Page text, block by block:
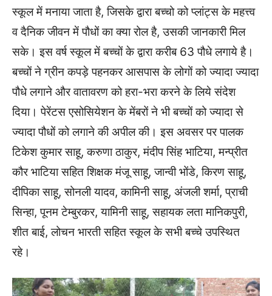
स्कूल में मनाया जाता है, जिसके द्वारा बच्चो को प्लांट्स के महत्त्व
व दैनिक जीवन में पौधों का क्या रोल है, उसकी जानकारी मिल
सके। इस वर्ष स्कूल में बच्चों के द्वारा करीब 63 पौधे लगाये है।
बच्चों ने ग्रीन कपड़े पहनकर आसपास के लोगों को ज्यादा ज्यादा
पौधे लगाने और वातावरण को हरा-भरा करने के लिये संदेश
दिया। पेरेंटस एसोसियेशन के मेंबरों ने भी बच्चों को ज्यादा से
ज्यादा पौधों को लगाने की अपील की। इस अवसर पर पालक
टिकेश कुमार साहू, करुणा ठाकुर, मंदीप सिंह भाटिया, मन्प्रीत
कौर भाटिया सहित शिक्षक मंजू साहू, जान्वी भोंडे, किरण साहू,
दीपिका साहू, सोनली यादव, कामिनी साहू, अंजली शर्मा, प्राची
सिन्हा, पूनम टेम्बुरकर, यामिनी साहू, सहायक लता मानिकपुरी,
शीत बाई, लोचन भारती सहित स्कूल के सभी बच्चे उपस्थित
रहे।